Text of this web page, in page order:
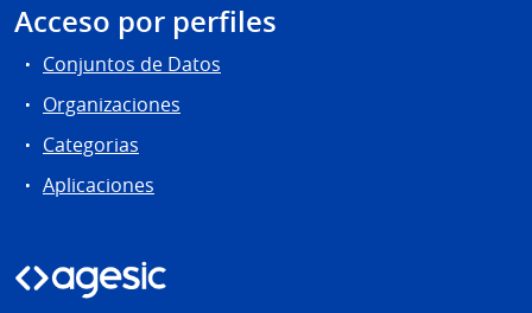
Acceso por perfiles
Conjuntos de Datos
Organizaciones
Categorias
Aplicaciones